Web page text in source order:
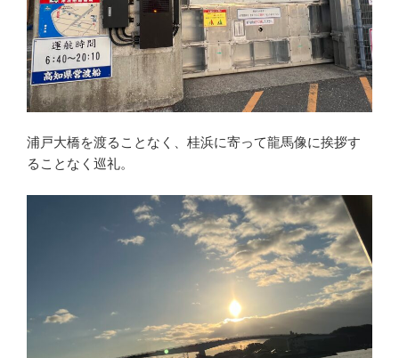
浦戸大橋を渡ることなく、桂浜に寄って龍馬像に挨拶す
ることなく巡礼。